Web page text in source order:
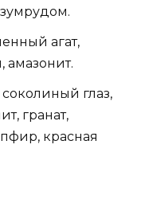
агат,
амазонит.
глаз,
гранат,
красная